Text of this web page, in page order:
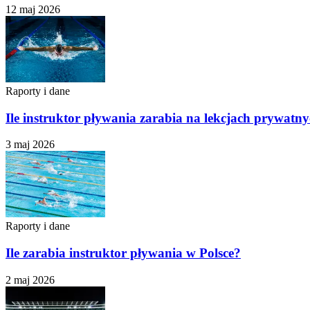
12 maj 2026
Raporty i dane
Ile instruktor pływania zarabia na lekcjach
3 maj 2026
Raporty i dane
Ile zarabia instruktor pływania w Polsce?
2 maj 2026